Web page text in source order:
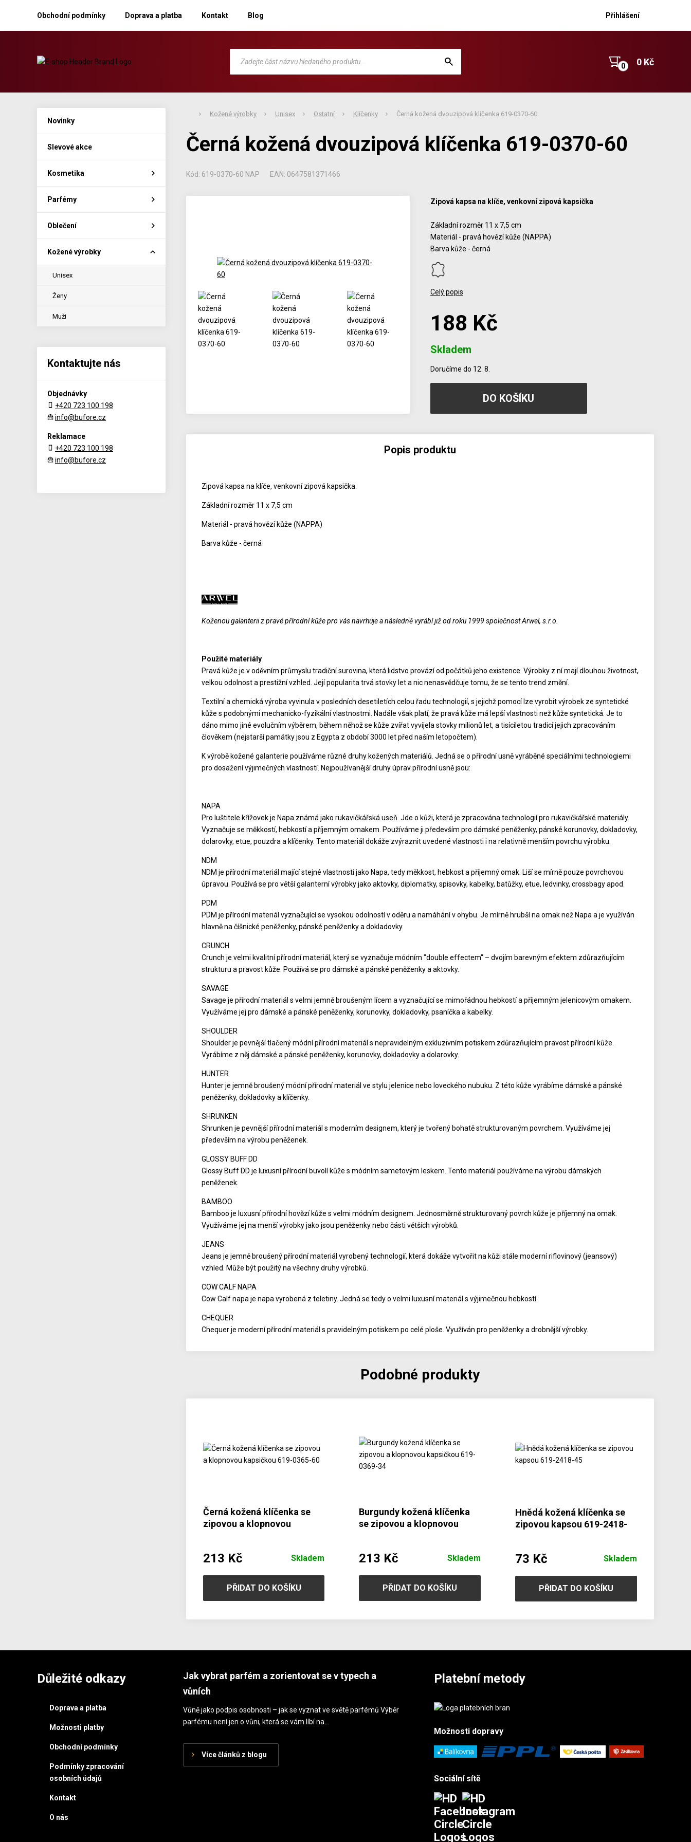
Obchodní podmínky Doprava a platba Kontakt Blog Přihlášení
0 Kč
Kožené výrobky Unisex Ostatní Klíčenky Černá kožená dvouzipová klíčenka 619-0370-60
Černá kožená dvouzipová klíčenka 619-0370-60
Kód: 619-0370-60 NAP EAN: 0647581371466
Zipová kapsa na klíče, venkovní zipová kapsička
Základní rozměr 11 x 7,5 cm
Materiál - pravá hovězí kůže (NAPPA)
Barva kůže - černá
Celý popis
188 Kč
Skladem
Doručíme do 12. 8.
Popis produktu
Zipová kapsa na klíče, venkovní zipová kapsička.
Základní rozměr 11 x 7,5 cm
Materiál - pravá hovězí kůže (NAPPA)
Barva kůže - černá
Koženou galanterii z pravé přírodní kůže pro vás navrhuje a následně vyrábí již od roku 1999 společnost Arwel, s.r.o.
Použité materiály
Pravá kůže je v oděvním průmyslu tradiční surovina, která lidstvo provází od počátků jeho existence. Výrobky z ní mají dlouhou životnost,
velkou odolnost a prestižní vzhled. Její popularita trvá stovky let a nic nenasvědčuje tomu, že se tento trend změní.
Textilní a chemická výroba vyvinula v posledních desetiletích celou řadu technologií, s jejichž pomocí lze vyrobit výrobek ze syntetické
kůže s podobnými mechanicko-fyzikální vlastnostmi. Nadále však platí, že pravá kůže má lepší vlastnosti než kůže syntetická. Je to
dáno mimo jiné evolučním výběrem, během něhož se kůže zvířat vyvíjela stovky milionů let, a tisíciletou tradicí jejich zpracováním
člověkem (nejstarší památky jsou z Egypta z období 3000 let před naším letopočtem).
K výrobě kožené galanterie používáme různé druhy kožených materiálů. Jedná se o přírodní usně vyráběné speciálními technologiemi
pro dosažení výjimečných vlastností. Nejpoužívanější druhy úprav přírodní usně jsou:
NAPA
Pro luštitele křížovek je Napa známá jako rukavičkářská useň. Jde o kůži, která je zpracována technologií pro rukavičkářské materiály.
Vyznačuje se měkkostí, hebkostí a příjemným omakem. Používáme ji především pro dámské peněženky, pánské korunovky, dokladovky,
dolarovky, etue, pouzdra a klíčenky. Tento materiál dokáže zvýraznit uvedené vlastnosti i na relativně menším povrchu výrobku.
NDM
NDM je přírodní materiál mající stejné vlastnosti jako Napa, tedy měkkost, hebkost a příjemný omak. Liší se mírně pouze povrchovou
úpravou. Používá se pro větší galanterní výrobky jako aktovky, diplomatky, spisovky, kabelky, batůžky, etue, ledvinky, crossbagy apod.
PDM
PDM je přírodní materiál vyznačující se vysokou odolností v oděru a namáhání v ohybu. Je mírně hrubší na omak než Napa a je využíván
hlavně na číšnické peněženky, pánské peněženky a dokladovky.
CRUNCH
Crunch je velmi kvalitní přírodní materiál, který se vyznačuje módním "double effectem" – dvojím barevným efektem zdůrazňujícím
strukturu a pravost kůže. Používá se pro dámské a pánské peněženky a aktovky.
SAVAGE
Savage je přírodní materiál s velmi jemně broušeným lícem a vyznačující se mimořádnou hebkostí a příjemným jelenicovým omakem.
Využíváme jej pro dámské a pánské peněženky, korunovky, dokladovky, psaníčka a kabelky.
SHOULDER
Shoulder je pevnější tlačený módní přírodní materiál s nepravidelným exkluzivním potiskem zdůrazňujícím pravost přírodní kůže.
Vyrábíme z něj dámské a pánské peněženky, korunovky, dokladovky a dolarovky.
HUNTER
Hunter je jemně broušený módní přírodní materiál ve stylu jelenice nebo loveckého nubuku. Z této kůže vyrábíme dámské a pánské
peněženky, dokladovky a klíčenky.
SHRUNKEN
Shrunken je pevnější přírodní materiál s moderním designem, který je tvořený bohatě strukturovaným povrchem. Využíváme jej
především na výrobu peněženek.
GLOSSY BUFF DD
Glossy Buff DD je luxusní přírodní buvolí kůže s módním sametovým leskem. Tento materiál používáme na výrobu dámských
peněženek.
BAMBOO
Bamboo je luxusní přírodní hovězí kůže s velmi módním designem. Jednosměrně strukturovaný povrch kůže je příjemný na omak.
Využíváme jej na menší výrobky jako jsou peněženky nebo části větších výrobků.
JEANS
Jeans je jemně broušený přírodní materiál vyrobený technologií, která dokáže vytvořit na kůži stále moderní riflovinový (jeansový)
vzhled. Může být použitý na všechny druhy výrobků.
COW CALF NAPA
Cow Calf napa je napa vyrobená z teletiny. Jedná se tedy o velmi luxusní materiál s výjimečnou hebkostí.
CHEQUER
Chequer je moderní přírodní materiál s pravidelným potiskem po celé ploše. Využíván pro peněženky a drobnější výrobky.
Podobné produkty
Černá kožená klíčenka se
zipovou a klopnovou
213 Kč Skladem
PŘIDAT DO KOŠÍKU
Burgundy kožená klíčenka
se zipovou a klopnovou
213 Kč Skladem
PŘIDAT DO KOŠÍKU
Hnědá kožená klíčenka se
zipovou kapsou 619-2418-
73 Kč Skladem
PŘIDAT DO KOŠÍKU
Novinky
Slevové akce
Kosmetika
Parfémy
Oblečení
Kožené výrobky
Unisex
Ženy
Muži
Kontaktujte nás
Objednávky
+420 723 100 198
info@bufore.cz
Reklamace
+420 723 100 198
info@bufore.cz
Důležité odkazy
Doprava a platba
Možnosti platby
Obchodní podmínky
Podmínky zpracování
osobních údajů
Kontakt
O nás
Jak vybrat parfém a zorientovat se v typech a
vůních
Vůně jako podpis osobnosti – jak se vyznat ve světě parfémů Výběr
parfému není jen o vůni, která se vám líbí na…
Více článků z blogu
Platební metody
Možnostidopravy
Sociální sítě